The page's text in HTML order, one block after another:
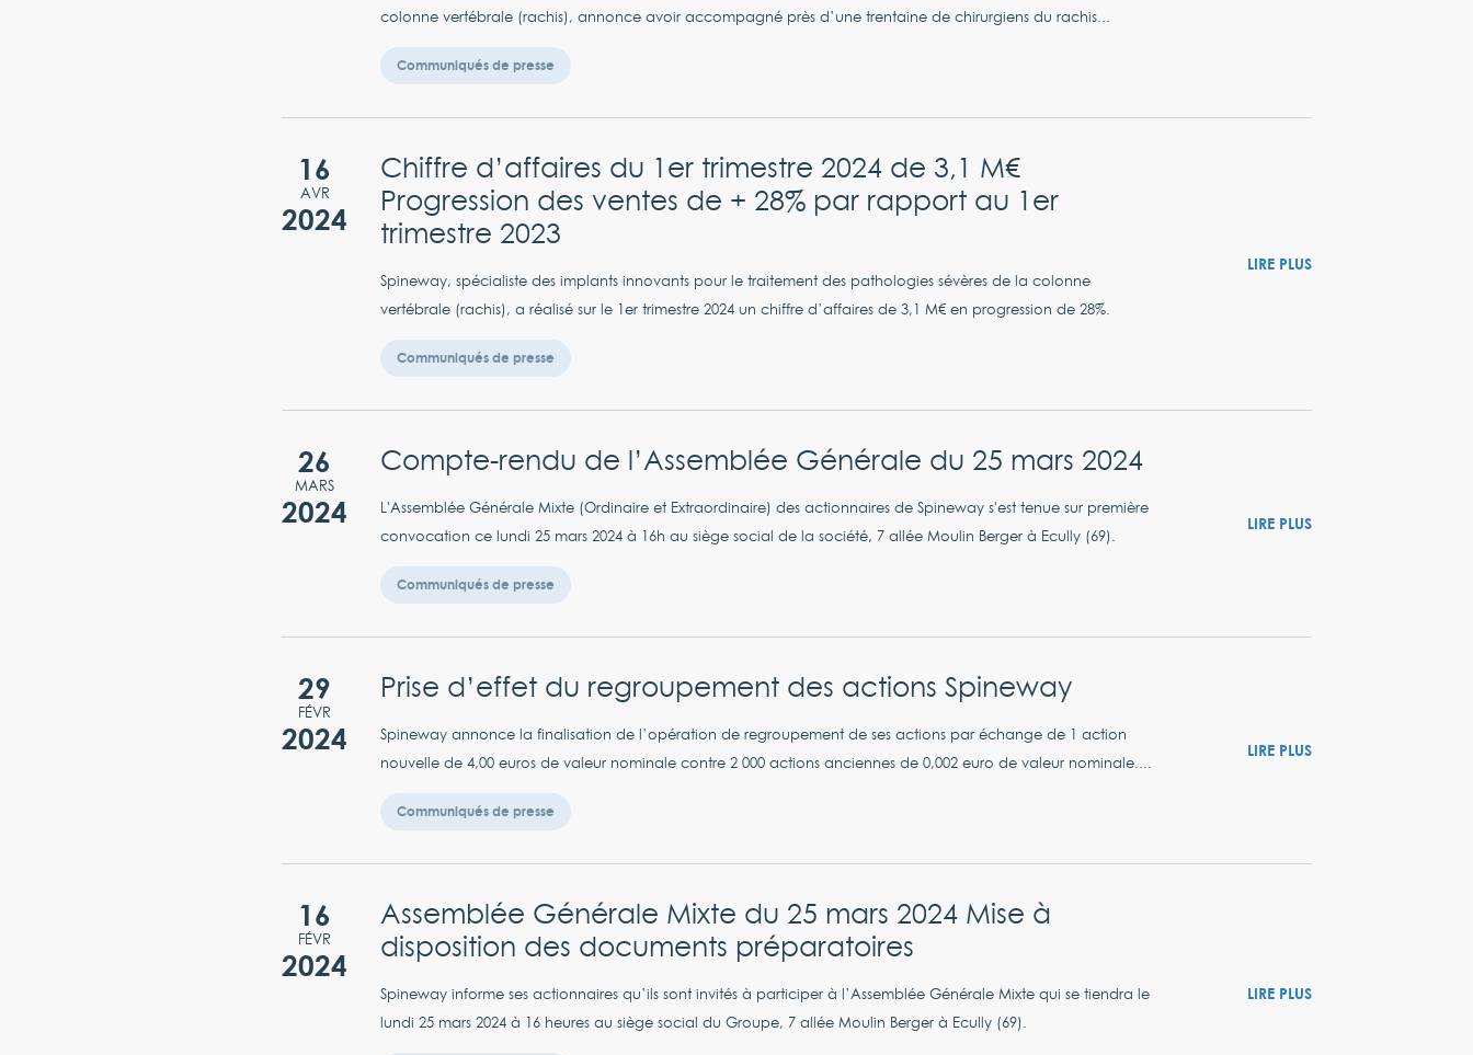
colonne vertébrale (rachis), annonce avoir accompagné près d’une trentaine de chirurgiens du rachis...
Communiqués de presse
16
AVR
2024
Chiffre d’affaires du 1er trimestre 2024 de 3,1 M€
Progression des ventes de + 28% par rapport au 1er
trimestre 2023
Spineway, spécialiste des implants innovants pour le traitement des pathologies sévères de la colonne
vertébrale (rachis), a réalisé sur le 1er trimestre 2024 un chiffre d’affaires de 3,1 M€ en progression de 28%.
Communiqués de presse
LIRE PLUS
26
MARS
2024
Compte-rendu de l’Assemblée Générale du 25 mars 2024
L'Assemblée Générale Mixte (Ordinaire et Extraordinaire) des actionnaires de Spineway s'est tenue sur première
convocation ce lundi 25 mars 2024 à 16h au siège social de la société, 7 allée Moulin Berger à Ecully (69).
Communiqués de presse
LIRE PLUS
29
FÉVR
2024
Prise d’effet du regroupement des actions Spineway
Spineway annonce la finalisation de l’opération de regroupement de ses actions par échange de 1 action
nouvelle de 4,00 euros de valeur nominale contre 2 000 actions anciennes de 0,002 euro de valeur nominale....
Communiqués de presse
LIRE PLUS
16
FÉVR
2024
Assemblée Générale Mixte du 25 mars 2024 Mise à
disposition des documents préparatoires
Spineway informe ses actionnaires qu’ils sont invités à participer à l’Assemblée Générale Mixte qui se tiendra le
lundi 25 mars 2024 à 16 heures au siège social du Groupe, 7 allée Moulin Berger à Ecully (69).
LIRE PLUS